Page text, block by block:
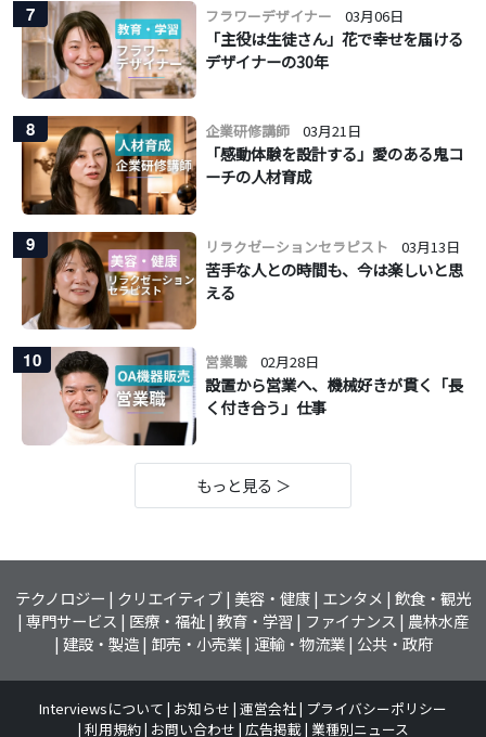
7 フラワーデザイナー 03月06日
「主役は生徒さん」花で幸せを届ける
デザイナーの30年
8 企業研修講師 03月21日
「感動体験を設計する」愛のある鬼コ
ーチの人材育成
9 リラクゼーションセラピスト 03月13日
苦手な人との時間も、今は楽しいと思
える
10 営業職 02月28日
設置から営業へ、機械好きが貫く「長
く付き合う」仕事
もっと見る ＞
テクノロジー クリエイティブ 美容・健康 エンタメ 飲食・観光
専門サービス
医療・福祉 教育・学習 ファイナンス
農林水産
建設・製造 卸売・小売業 運輸・物流業 公共・政府
Interviewsについて お知らせ 運営会社 プライバシーポリシー
利用規約 お問い合わせ 広告掲載 業種別ニュース